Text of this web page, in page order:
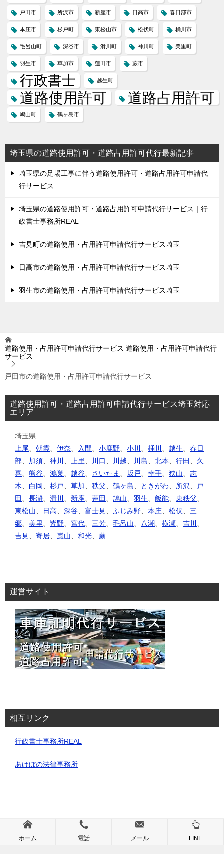
戸田市 所沢市 新座市 日高市 春日部市
本庄市 杉戸町 東松山市 松伏町 桶川市
毛呂山町 深谷市 滑川町 神川町 美里町
羽生市 草加市 蓮田市 蕨市
行政書士 越生町
道路使用許可 道路占用許可
鳩山町 鶴ヶ島市
埼玉県の道路使用許可・道路占用許可代行最新記事
埼玉県の足場工事に伴う道路使用許可・道路占用許可申請代
行サービス
埼玉県の道路使用許可・道路占用許可申請代行サービス｜行
政書士事務所REAL
吉見町の道路使用・占用許可申請代行サービス埼玉
日高市の道路使用・占用許可申請代行サービス埼玉
羽生市の道路使用・占用許可申請代行サービス埼玉
道路使用・占用許可申請代行サービス 道路使用・占用許可申請代行
サービス
戸田市の道路使用・占用許可申請代行サービス
道路使用許可・道路占用許可申請代行サービス埼玉対応
エリア
埼玉県
上尾、 朝霞、 伊奈、 入間、 小鹿野、 小川 、 桶川 、 越生、 春日
部、 加須、 神川 、 上里、 川口、 川越、 川島、 北本、 行田 、 久
喜、 熊谷、 鴻巣、 越谷、 さいたま 、 坂戸、 幸手、 狭山、 志
木、 白岡、 杉戸、 草加、 秩父、 鶴ヶ島、 ときがわ、 所沢、
戸
田 、 長瀞、 滑川 、 新座、 蓮田 、 鳩山、 羽生、 飯能、 東秩父、
東松山、 日高、 深谷、 富士見、 ふじみ野、 本庄、 松伏、 三
郷、 美里、 皆野、 宮代、 三芳、 毛呂山、 八潮、 横瀬、 吉川 、
吉見、 寄居、 嵐山、 和光、 蕨
運営サイト
相互リンク
行政書士事務所REAL
あけぼの法律事務所
ホーム 電話 メール LINE